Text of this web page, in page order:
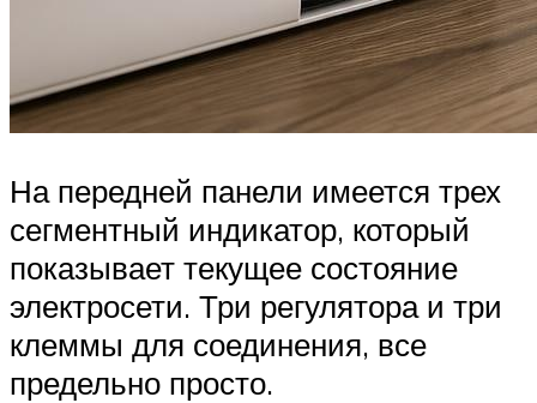
На передней панели имеется трех
сегментный индикатор, который
показывает текущее состояние
электросети. Три регулятора и три
клеммы для соединения, все
предельно просто.